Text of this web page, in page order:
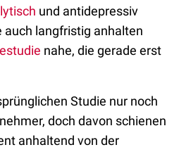
und antidepressiv
langfristig anhalten
nahe, die gerade erst
Studie nur noch
doch davon schienen
anhaltend von der